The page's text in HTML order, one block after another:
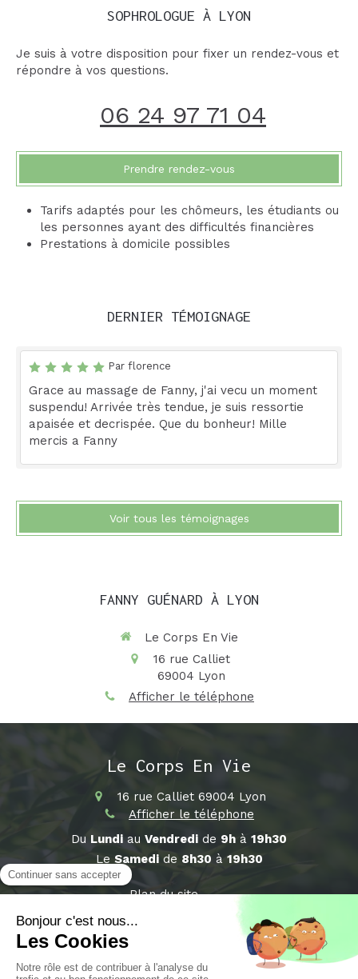
SOPHROLOGUE À LYON
Je suis à votre disposition pour fixer un rendez-vous et
répondre à vos questions.
06 24 97 71 04
Prendre rendez-vous
Tarifs adaptés pour les chômeurs, les étudiants ou
les personnes ayant des difficultés financières
Prestations à domicile possibles
DERNIER TÉMOIGNAGE
Par florence
Grace au massage de Fanny, j'ai vecu un moment
suspendu! Arrivée très tendue, je suis ressortie
apaisée et decrispée. Que du bonheur! Mille
mercis a Fanny
Voir tous les témoignages
FANNY GUÉNARD À LYON
Le Corps En Vie
16 rue Calliet
69004 Lyon
Afficher le téléphone
Le Corps En Vie
16 rue Calliet 69004 Lyon
Afficher le téléphone
Du Lundiau Vendredi de 9h à 19h30
Le Samedide 8h30 à 19h30
Plan du site
©2018 Le Corps En Vie - Sophrologue Lyon